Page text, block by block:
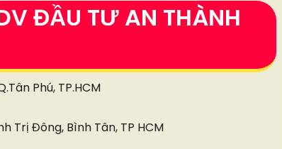
ĐẦU TƯ AN THÀNH
Phú, TP.HCM
Trị Đông, Bình Tân, TP HCM